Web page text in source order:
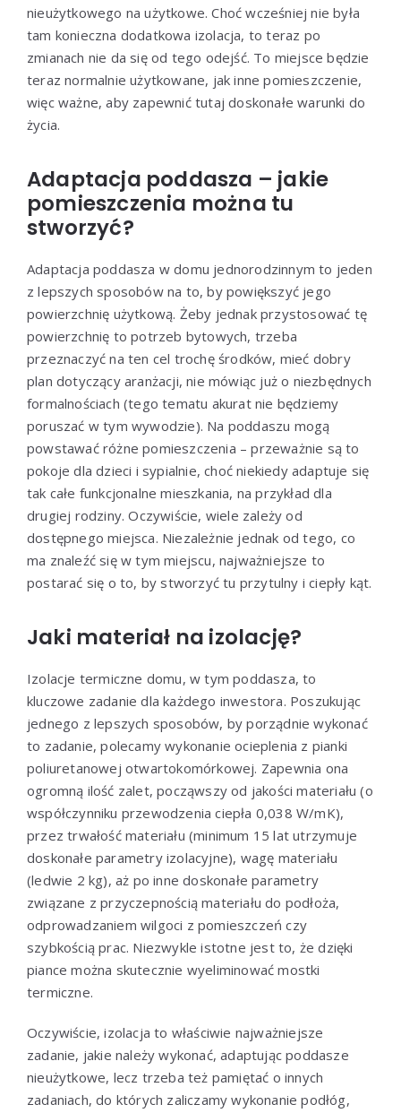
nieużytkowego na użytkowe. Choć wcześniej nie była
tam konieczna dodatkowa izolacja, to teraz po
zmianach nie da się od tego odejść. To miejsce będzie
teraz normalnie użytkowane, jak inne pomieszczenie,
więc ważne, aby zapewnić tutaj doskonałe warunki do
życia.
Adaptacja poddasza – jakie
pomieszczenia można tu
stworzyć?
Adaptacja poddasza w domu jednorodzinnym to jeden
z lepszych sposobów na to, by powiększyć jego
powierzchnię użytkową. Żeby jednak przystosować tę
powierzchnię to potrzeb bytowych, trzeba
przeznaczyć na ten cel trochę środków, mieć dobry
plan dotyczący aranżacji, nie mówiąc już o niezbędnych
formalnościach (tego tematu akurat nie będziemy
poruszać w tym wywodzie). Na poddaszu mogą
powstawać różne pomieszczenia – przeważnie są to
pokoje dla dzieci i sypialnie, choć niekiedy adaptuje się
tak całe funkcjonalne mieszkania, na przykład dla
drugiej rodziny. Oczywiście, wiele zależy od
dostępnego miejsca. Niezależnie jednak od tego, co
ma znaleźć się w tym miejscu, najważniejsze to
postarać się o to, by stworzyć tu przytulny i ciepły kąt.
Jaki materiał na izolację?
Izolacje termiczne domu, w tym poddasza, to
kluczowe zadanie dla każdego inwestora. Poszukując
jednego z lepszych sposobów, by porządnie wykonać
to zadanie, polecamy wykonanie ocieplenia z pianki
poliuretanowej otwartokomórkowej. Zapewnia ona
ogromną ilość zalet, począwszy od jakości materiału (o
współczynniku przewodzenia ciepła 0,038 W/mK),
przez trwałość materiału (minimum 15 lat utrzymuje
doskonałe parametry izolacyjne), wagę materiału
(ledwie 2 kg), aż po inne doskonałe parametry
związane z przyczepnością materiału do podłoża,
odprowadzaniem wilgoci z pomieszczeń czy
szybkością prac. Niezwykle istotne jest to, że dzięki
piance można skutecznie wyeliminować mostki
termiczne.
Oczywiście, izolacja to właściwie najważniejsze
zadanie, jakie należy wykonać, adaptując poddasze
nieużytkowe, lecz trzeba też pamiętać o innych
zadaniach, do których zaliczamy wykonanie podłóg,